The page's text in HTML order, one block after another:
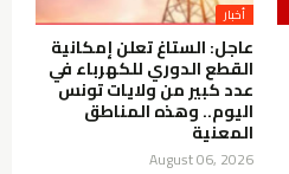
أخبار
عاجل: الستاغ تعلن إمكانية
القطع الدوري للكهرباء في
عدد كبير من ولايات تونس
اليوم.. وهذه المناطق
المعنية
August 06, 2026